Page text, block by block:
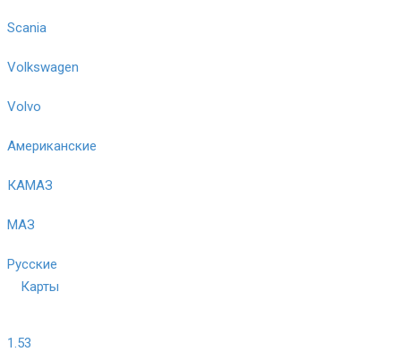
Scania
Volkswagen
Volvo
Американские
КАМАЗ
МАЗ
Русские
Карты
1.53